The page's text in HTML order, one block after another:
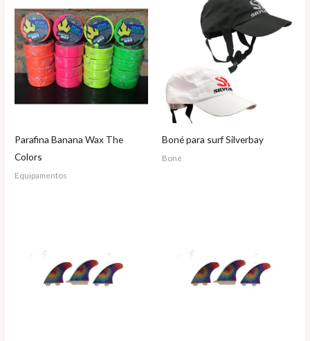
Parafina Banana Wax The
Colors
Equipamentos
Boné para surf Silverbay
Boné